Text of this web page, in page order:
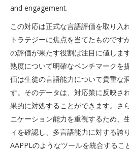
and engagement.
この対応は正式な言語評価を取り入
トラテジーに焦点を当てたものですが
の評価が果たす役割は注目に値しま
熟度について明確なベンチマークを
価は生徒の言語能力について貴重な
す。そのデータは、対応策に反映さ
果的に対処することができます。さ
ニケーション能力を重視するため、
ィを確認し、多言語能力に対する誇
AAPPLのようなツールを統合するこ